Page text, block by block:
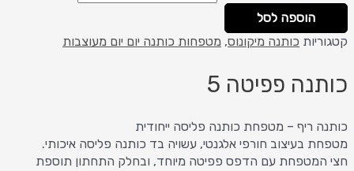
הוספה לסל
קטגוריות כותנה מיקונוס, מטפחות כותנה יום יום מעוצבות
כותנה פפיטה 5
כותנה ריף – מטפחת כותנה פליסה ייחודית
מטפחת בעיצוב חורפי אלגנטי, עשויה בד כותנה פליסה איכותי.
חצי המטפחת עם הדפס פפיטה מיוחד, ובחלק התחתון תוספת